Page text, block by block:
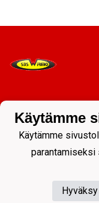
Powered by
Käytämme
Käytämme